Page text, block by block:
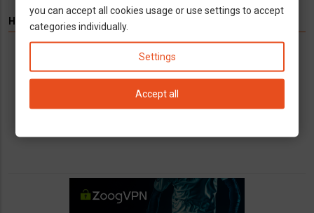
HIRDETÉS
Könyvelés kizárólag cégeknek
Vállalkozások számára kínálunk teljeskörű
könyvelési és adószakügyvédi
szolgáltatásokat
you can accept all cookies usage or use settings to accept
categories individually.
Settings
Accept all